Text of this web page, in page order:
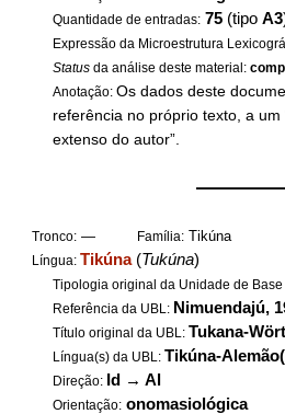
Quantidade de entradas: 75 (tipoA3
Expressão da Microestrutura
Status da análise deste material:
Anotação:Os dados deste
referência no próprio texto, a um
extenso do autor”.
Tronco: — Família: Tikúna
Língua: Tikúna(Tukúna)
Tipologia original da Unidade de
Referência da UBL: Nimuendajú,
Título original da UBL: Tukana-
Língua(s) da UBL: Tikúna-
Direção: Id → Al
Orientação: onomasiológica